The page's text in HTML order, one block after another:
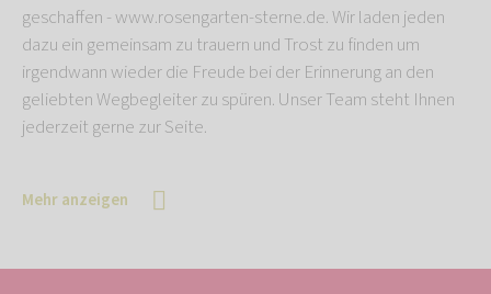
geschaffen - www.rosengarten-sterne.de. Wir laden jeden
dazu ein gemeinsam zu trauern und Trost zu finden um
irgendwann wieder die Freude bei der Erinnerung an den
geliebten Wegbegleiter zu spüren. Unser Team steht Ihnen
jederzeit gerne zur Seite.
Mehr anzeigen